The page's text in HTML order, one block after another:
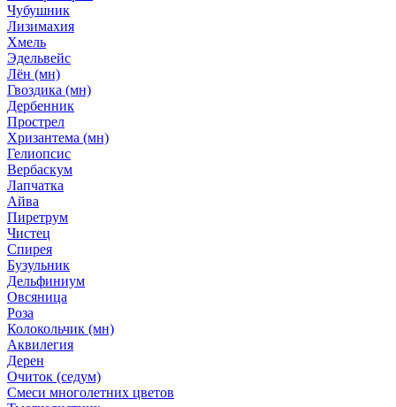
Чубушник
Лизимахия
Хмель
Эдельвейс
Лён (мн)
Гвоздика (мн)
Дербенник
Прострел
Хризантема (мн)
Гелиопсис
Вербаскум
Лапчатка
Айва
Пиретрум
Чистец
Спирея
Бузульник
Дельфиниум
Овсяница
Роза
Колокольчик (мн)
Аквилегия
Дерен
Очиток (седум)
Смеси многолетних цветов